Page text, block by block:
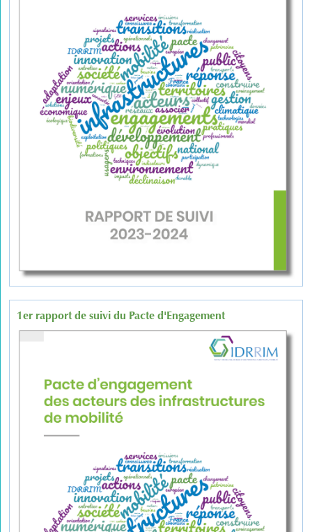
1er rapport de suivi du Pacte d'Engagement